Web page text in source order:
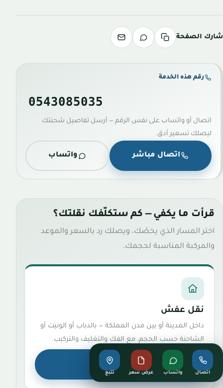
شارك الصفحة
رقم هذه الخدمة
0543085035
اتصال أو واتساب على نفس الرقم — أرسل تفاصيل شحنتك
ليصلك تسعير أدق.
اتصال مباشر واتساب
قرأت ما يكفي — كم ستكلّفك نقلتك؟
اختر المسار الذي يخصّك، ويصلك رد بالسعر والموعد
والمركبة المناسبة لحجمك.
نقل عفش
داخل المدينة أو بين مدن المملكة — بالدباب أو الونيت أو
الشاحنة حسب الحجم، مع الفك والتغليف والتركيب.
اطلب نقل عفش
اتصال واتساب عرض سعر تتبع